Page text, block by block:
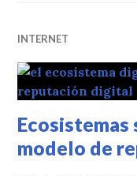
INTERNET
modelo de